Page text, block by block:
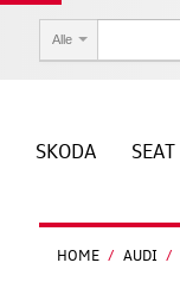
Alle
SKODA SEAT
HOME / AUDI /